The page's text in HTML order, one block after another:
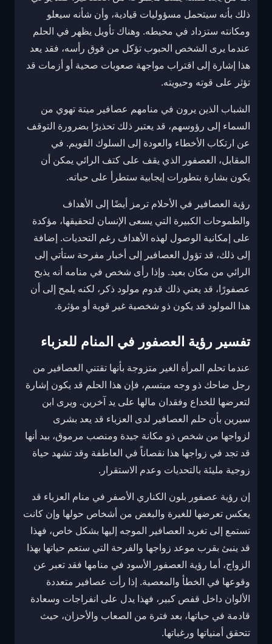
ذلك بأنه سيتحمل مسؤوليات قيادية، وأن شأنه سيعلو
ومكانته ستزداد في محيطه. وهناك تأويل يظهر في الحلم
عندما يرى الشخص الحبوب تؤكل من فوق رأسه، فقد يعد
هذا إشارة إلى اقتراب مواجهة صعوبات صحية أو أزمات قد
تؤثر على قوته وحيويته.
الشباب الذين يرون في منامهم عصافير ميتة تهوي من
السماء إلى رؤوسهم، قد يعتبر ذلك تحذيرًا بضرورة التوقف
عن ارتكاب الأخطاء والعودة إلى السلوك القويم. في
المقابل، العصفور الذي يقف على كتف الرائي يمكن أن
يكون بشارة بتطورات إيجابية ستطرأ على حياته.
رؤية العصافير في الأحلام ترمز أيضًا إلى الأهداف
والطموحات الكبيرة التي يسعى الإنسان لتحقيقها، مؤكدة
على إمكانية الوصول لهذه الأهداف رغم التحديات. إضافة
إلى ذلك، قد تؤول العصافير إلى أخبار مفرحة ستأتي إلى
الرائي من مكان بعيد. وإذا رأى شخص في منامه أنه يذبح
عصفورًا، قد يعني ذلك قدوم مولود ذكر، لكنه يلمح إلى أن
هذا المولود قد يكون ذو شخصية غير قوية أو مؤثرة.
تفسير رؤية العصفور في المنام للعزباء
عندما تحلم المرأة الغير متزوجة بأنها تقتني العصافير من
رجل ضاحك ذو وجه مبتسم، فإن هذا الحلم قد يكون إشارة
لتعرضها للخداع وفقدان مالها على يد آخرين. ويرى ابن
سيرين بأن حلم العصافير لدى العزباء قد يعد بشرى
لزواجها من شخص ذو مكانة جيدة ومنصب مرموق، بيد أنها
قد تجد في زواجها هذا نقصاناً في العاطفة وقد تشهد حياة
زوجية مليئة بالتحديات وعدم الاستقرار.
إن رؤية عصفور بلون الكناري الأصفر في منام العزباء قد
يعكس تعرضها للغيرة والبغض من أشخاص حولها وإن كانت
تستمع إلى تغريد العصافير الموجه إليها بشكل خاص، فهذا
قد ينبئ بقرب موعد زواجها والفرحة التي ستعم حياتها بهذا
الزواج، أما رؤية العصفور الأسود في منامها فقد تعبر عن
وقوعها في الخطأ والمعصية. إذا رأت عصافير متعددة
الألوان داخل قفص كبير، فهذا يدل على انفراجات وسعادة
قادمة في حياتها، بعد فترة من الصعاب والأحزان، حيث
تتحقق أمنياتها ورغباتها.